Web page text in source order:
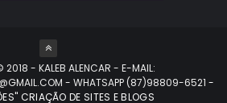
2018 - KALEB ALENCAR - E-MAIL:
- WHATSAPP (87)98809-6521 -
CRIAÇÃO DE SITES E BLOGS